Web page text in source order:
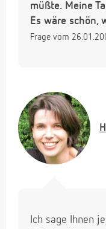
müßte. Meine
Es wäre schön,
Frage vom
Ich sage Ihnen